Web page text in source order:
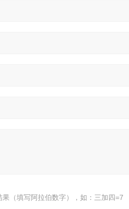
果（填写阿拉伯数字），如：三加四=7